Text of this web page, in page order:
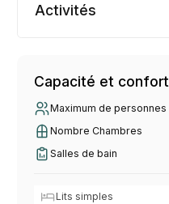
Activités
Capacité et confort
Maximum de personnes
Nombre Chambres
Salles de bain
Lits simples